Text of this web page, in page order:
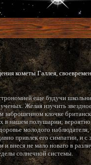
кометы Галлея,
еще будучи
Желая изучить
заброшенном клочке
нашем полушарии;
молодого
привлек его симпатии, и
внеся не мало новаго в
солнечной системы.